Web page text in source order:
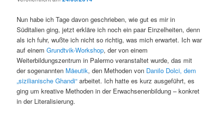
Nun habe ich Tage davon geschrieben, wie gut es mir in
Süditalien ging, jetzt erkläre ich noch ein paar Einzelheiten, denn
als ich fuhr, wußte ich nicht so richtig, was mich erwartet. Ich war
auf einemGrundtvik-Workshop, der von einem
Weiterbildungszentrum in Palermo veranstaltet wurde, das mit
der sogenannten Mäeutik, den Methoden von Danilo Dolci, dem
„sizilianische Ghandi“ arbeitet. Ich hatte es kurz ausgeführt, es
ging um kreative Methoden in der Erwachsenenbildung – konkret
in der Literalisierung.